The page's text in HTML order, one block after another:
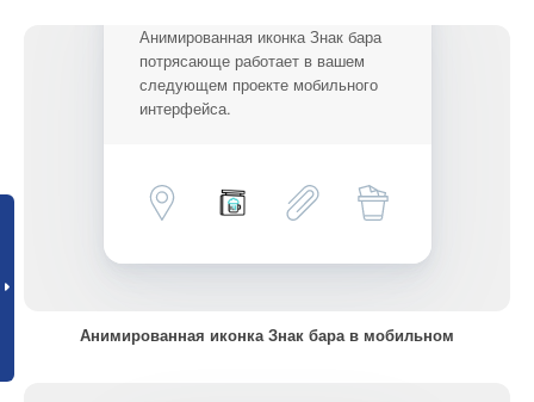
Анимированная иконка Знак бара
потрясающе работает в вашем
следующем проекте мобильного
интерфейса.
Анимированная иконка Знак бара в мобильном